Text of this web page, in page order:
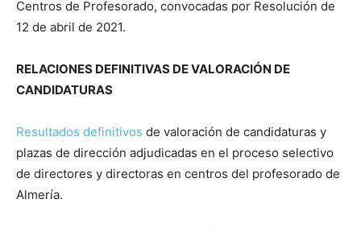
Centros de Profesorado, convocadas por Resolución de
12 de abril de 2021.
RELACIONES DEFINITIVAS DE VALORACIÓN DE
CANDIDATURAS
Resultados definitivos de valoración de candidaturas y
plazas de dirección adjudicadas en el proceso selectivo
de directores y directoras en centros del profesorado de
Almería.